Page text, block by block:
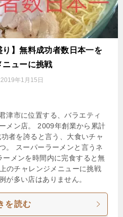
】無料成功者数日本一を
ニューに挑戦
2019年1月15日
津市に位置する、バラエティ
メン店。 2009年創業から累計
者を誇ると言う、大食いチャ
。 スーパーラーメンと言うネ
メンを時間内に完食すると無
のチャレンジメニューに挑戦
が多い店はありません。
を読む